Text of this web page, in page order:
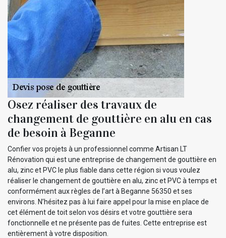
Osez réaliser des travaux de
changement de gouttière en alu en cas
de besoin à Beganne
Confier vos projets à un professionnel comme Artisan LT
Rénovation qui est une entreprise de changement de gouttière en
alu, zinc et PVC le plus fiable dans cette région si vous voulez
réaliser le changement de gouttière en alu, zinc et PVC à temps et
conformément aux règles de l’art à Beganne 56350 et ses
environs. N’hésitez pas à lui faire appel pour la mise en place de
cet élément de toit selon vos désirs et votre gouttière sera
fonctionnelle et ne présente pas de fuites. Cette entreprise est
entièrement à votre disposition.